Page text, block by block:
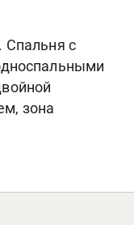
Спальня с
зона